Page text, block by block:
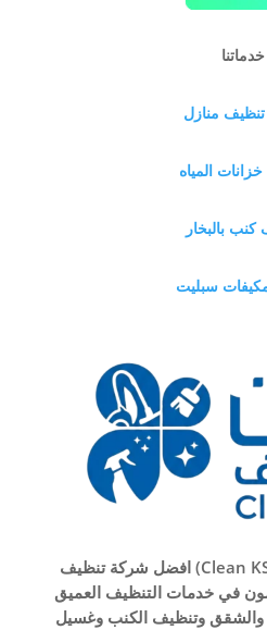
خدماتنا
منازل
المياه
كنب بالبخار
سبليت
شركة كلين للتنظيف (Clean KSA) افضل شركة تنظيف
في خدمات التنظيف العميق
والشقق وتنظيف الكنب وغسيل